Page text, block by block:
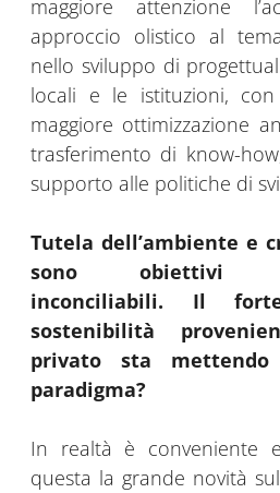
maggiore attenzione
approccio olistico al
nello sviluppo di
locali e le istituzioni,
maggiore ottimizzazione
trasferimento di know-
supporto alle politiche di
Tutela dell’ambiente e
sono obiettivi
inconciliabili. Il
sostenibilità
privato sta
paradigma?
In realtà è conveniente
questa la grande novità